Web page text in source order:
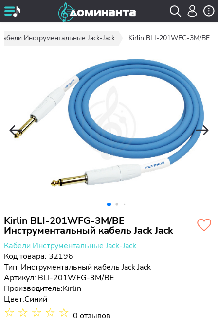
Инструментальные Jack-Jack Kirlin BLI-201WFG-3M/BE
Kirlin BLI-201WFG-3M/BE
Инструментальный кабель Jack Jack
Кабели Инструментальные Jack-Jack
Код товара: 32196
Тип: Инструментальный кабель Jack Jack
Артикул: BLI-201WFG-3M/BE
Производитель:Kirlin
Цвет:Синий
☆ ☆ ☆ ☆ ☆ 0 отзывов